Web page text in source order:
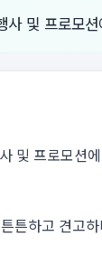
및 프로모
및 프로모션
튼하고 견고